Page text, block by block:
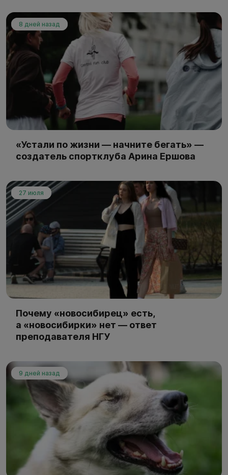
8 дней назад
«Устали по жизни — начните бегать» —
создатель спортклуба Арина Ершова
27 июля
Почему «новосибирец» есть,
а «новосибирки» нет — ответ
преподавателя НГУ
9 дней назад